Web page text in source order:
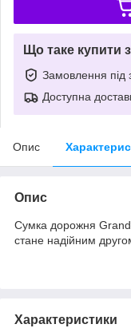
Що таке купити
Замовлення під
Доступна
Опис
Опис
Сумка дорожня
стане надійним
Характеристики